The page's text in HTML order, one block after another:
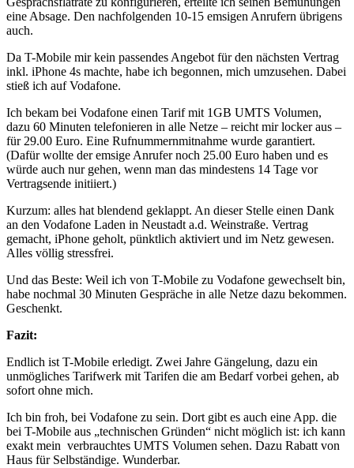
eine Absage. Den nachfolgenden 10-15 emsigen Anrufern übrigens
auch.
Da T-Mobile mir kein passendes Angebot für den nächsten Vertrag
inkl. iPhone 4s machte, habe ich begonnen, mich umzusehen. Dabei
stieß ich auf Vodafone.
Ich bekam bei Vodafone einen Tarif mit 1GB UMTS Volumen,
dazu 60 Minuten telefonieren in alle Netze – reicht mir locker aus –
für 29.00 Euro. Eine Rufnummernmitnahme wurde garantiert.
(Dafür wollte der emsige Anrufer noch 25.00 Euro haben und es
würde auch nur gehen, wenn man das mindestens 14 Tage vor
Vertragsende initiiert.)
Kurzum: alles hat blendend geklappt. An dieser Stelle einen Dank
an den Vodafone Laden in Neustadt a.d. Weinstraße. Vertrag
gemacht, iPhone geholt, pünktlich aktiviert und im Netz gewesen.
Alles völlig stressfrei.
Und das Beste: Weil ich von T-Mobile zu Vodafone gewechselt bin,
habe nochmal 30 Minuten Gespräche in alle Netze dazu bekommen.
Geschenkt.
Fazit:
Endlich ist T-Mobile erledigt. Zwei Jahre Gängelung, dazu ein
unmögliches Tarifwerk mit Tarifen die am Bedarf vorbei gehen, ab
sofort ohne mich.
Ich bin froh, bei Vodafone zu sein. Dort gibt es auch eine App. die
bei T-Mobile aus „technischen Gründen“ nicht möglich ist: ich kann
exakt mein verbrauchtes UMTS Volumen sehen. Dazu Rabatt von
Haus für Selbständige. Wunderbar.